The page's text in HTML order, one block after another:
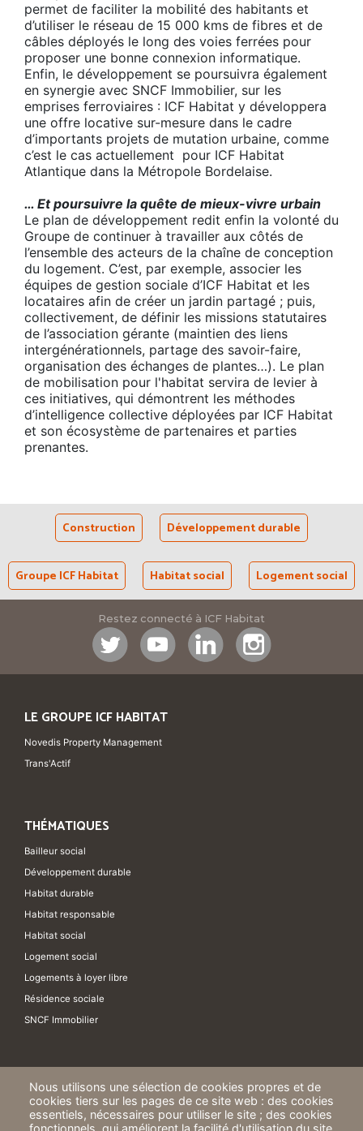
permet de faciliter la mobilité des habitants et
d’utiliser le réseau de 15 000 kms de fibres et de
câbles déployés le long des voies ferrées pour
proposer une bonne connexion informatique.
Enfin, le développement se poursuivra également
en synergie avec SNCF Immobilier, sur les
emprises ferroviaires : ICF Habitat y développera
une offre locative sur-mesure dans le cadre
d’importants projets de mutation urbaine, comme
c’est le cas actuellement pour ICF Habitat
Atlantique dans la Métropole Bordelaise.
… Et poursuivre la quête de mieux-vivre urbain
Le plan de développement redit enfin la volonté du
Groupe de continuer à travailler aux côtés de
l’ensemble des acteurs de la chaîne de conception
du logement. C’est, par exemple, associer les
équipes de gestion sociale d’ICF Habitat et les
locataires afin de créer un jardin partagé ; puis,
collectivement, de définir les missions statutaires
de l’association gérante (maintien des liens
intergénérationnels, partage des savoir-faire,
organisation des échanges de plantes…). Le plan
de mobilisation pour l'habitat servira de levier à
ces initiatives, qui démontrent les méthodes
d’intelligence collective déployées par ICF Habitat
et son écosystème de partenaires et parties
prenantes.
Construction Développement durable
Groupe ICF Habitat Habitat social Logement social
Nous utilisons une sélection de cookies propres et de
cookies tiers sur les pages de ce site web : des cookies
essentiels, nécessaires pour utiliser le site ; des cookies
Restez connecté à ICF Habitat
LE GROUPE ICF HABITAT
Novedis Property Management
Trans'Actif
THÉMATIQUES
Bailleur social
Développement durable
Habitat durable
Habitat responsable
Habitat social
Logement social
Logements à loyer libre
Résidence sociale
SNCF Immobilier